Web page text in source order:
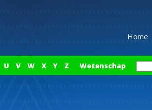
Home
U V W X Y Z Wetenschap